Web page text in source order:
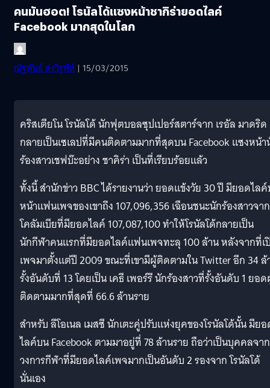
คนมันฮอต! โรนัลโด้แซงหน้าชากิร่ายอดไลค์
Facebook มากสุดในโลก
ณัฐพันธ์ ส่งวิรุฬห์ | 15/03/2015
คริสเตียโน โรนัลโด้ นักฟุตบอลซุปเปอร์สตาร์จาก เรอัล มาดริด
กลายเป็นเซเลปที่มีคนติดตามมากที่สุดบน Facebook แซงหน้
ร้องสาวเชฟบ๊ะอย่าง ชาคิร่า เป็นที่เรียบร้อยแล้ว
ทั้งนี้ สำนักข่าว BBC ได้รายงานว่า ยอดแข้งวัย 30 ปี มียอดไล
หน้าแฟนเพจของเขาถึง 107,096,356 เฉือนชนะนักร้องสาวจาก
โคลัมเบียที่มียอดไลค์ 107,087,100 ทำให้โรนัลโด้กลายเป็น
นักกีฬาคนแรกที่มียอดไลค์แฟนเพจทะลุ 100 ล้าน หลังจากที่เ
เพจมาตั้งแต่ปี 2009 ขณะที่เขามีผู้ติดตามใน Twitter อีก 34 ล้
รั้งอันดับที่ 13 โดยเป็น เคธี เพอร์รี นักร้องสาวที่รั้งอันดับ 1 ยอ
ติดตามมากที่สุดที่ 66.6 ล้านราย
สำหรับ ลีโอเนล เมสซี นักเตะคู่ปรับแห่งยุคของโรนัลโด้นั้น มีย
ไลค์บน Facebook ตามมาอยู่ที่ 78 ล้านราย ถือว่าเป็นบุคคลจาก
วงการกีฬาที่มียอดไลค์เพจมากเป็นอันดับ 2 รองจาก โรนัลโด้
นั่นเอง